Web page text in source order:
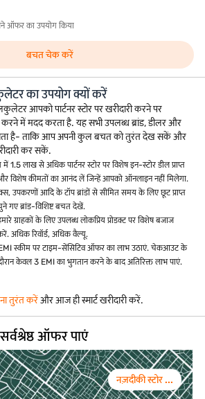
ऑफर का उपयोग किया
बचत चेक करें
का उपयोग क्यों करें
आपको पार्टनर स्टोर पर खरीदारी करने पर
में मदद करता है. यह सभी उपलब्ध ब्रांड, डीलर और
है- ताकि आप अपनी कुल बचत को तुरंत देख सकें और
कर सकें.
लाख से अधिक पार्टनर स्टोर पर विशेष इन-स्टोर डील प्राप्त
विशेष कीमतों का आनंद लें जिन्हें आपको ऑनलाइन नहीं मिलेगा.
उपकरणों आदि के टॉप ब्रांडों से सीमित समय के लिए छूट प्राप्त
ब्रांड-विशिष्ट बचत देखें.
ग्राहकों के लिए उपलब्ध लोकप्रिय प्रोडक्ट पर विशेष बजाज
अधिक रिवॉर्ड, अधिक वैल्यू.
स्कीम पर टाइम-सेंसिटिव ऑफर का लाभ उठाएं. चेकआउट के
केवल 3 EMI का भुगतान करने के बाद अतिरिक्त लाभ पाएं.
तुरंत करेंऔर आज ही स्मार्ट खरीदारी करें.
ऑफर पाएं
नज़दीकी स्टोर ...